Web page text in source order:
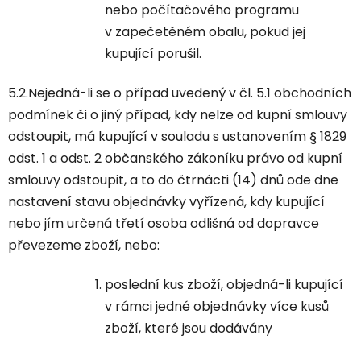
nebo počítačového programu
v zapečetěném obalu, pokud jej
kupující porušil.
5.2.Nejedná-li se o případ uvedený v čl. 5.1 obchodních
podmínek či o jiný případ, kdy nelze od kupní smlouvy
odstoupit, má kupující v souladu s ustanovením § 1829
odst. 1 a odst. 2 občanského zákoníku právo od kupní
smlouvy odstoupit, a to do čtrnácti (14) dnů ode dne
nastavení stavu objednávky vyřízená, kdy kupující
nebo jím určená třetí osoba odlišná od dopravce
převezeme zboží, nebo:
poslední kus zboží, objedná-li kupující
v rámci jedné objednávky více kusů
zboží, které jsou dodávány